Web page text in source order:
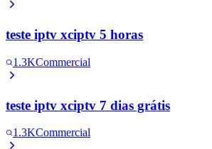
teste iptv xciptv 5 horas
1.3KCommercial
teste iptv xciptv 7 dias grátis
1.3KCommercial